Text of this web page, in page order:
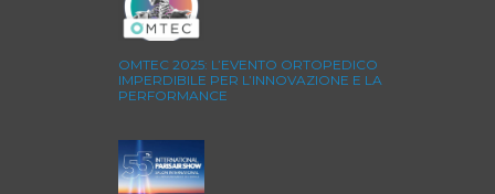
OMTEC 2025: L’EVENTO ORTOPEDICO
IMPERDIBILE PER L’INNOVAZIONE E LA
PERFORMANCE